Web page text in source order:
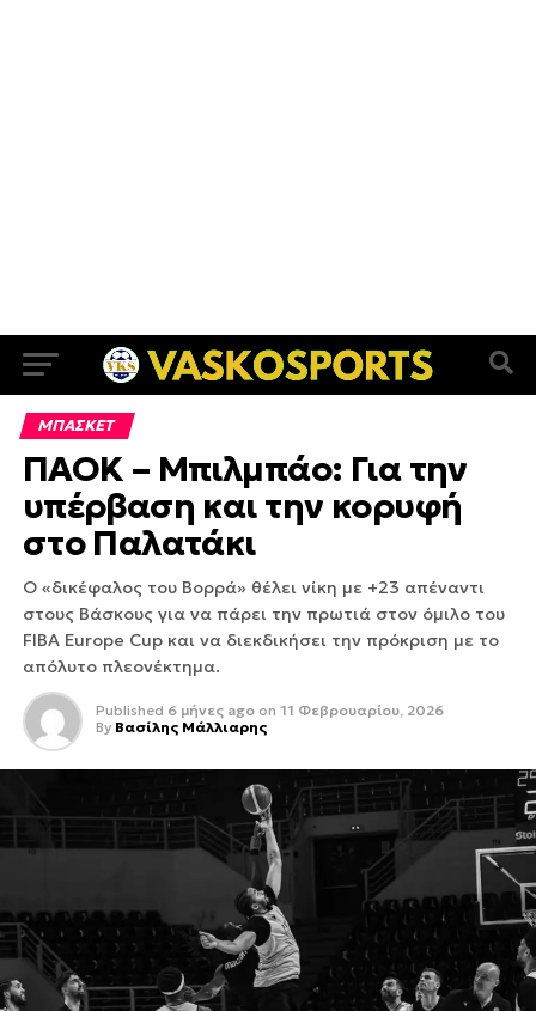
ΜΠΑΣΚΕΤ
ΠΑΟΚ – Μπιλμπάο: Για την
υπέρβαση και την κορυφή
στο Παλατάκι
Ο «δικέφαλος του Βορρά» θέλει νίκη με +23 απέναντι
στους Βάσκους για να πάρει την πρωτιά στον όμιλο του
FIBA Europe Cup και να διεκδικήσει την πρόκριση με το
απόλυτο πλεονέκτημα.
Published 6 μήνες ago on 11 Φεβρουαρίου, 2026
By Βασίλης Μάλλιαρης